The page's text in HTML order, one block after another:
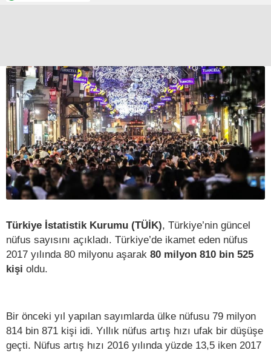
Türkiye İstatistik Kurumu (TÜİK), Türkiye’nin güncel
nüfus sayısını açıkladı. Türkiye’de ikamet eden nüfus
2017 yılında 80 milyonu aşarak 80 milyon 810 bin 525
kişi oldu.
Bir önceki yıl yapılan sayımlarda ülke nüfusu 79 milyon
814 bin 871 kişi idi. Yıllık nüfus artış hızı ufak bir düşüşe
geçti. Nüfus artış hızı 2016 yılında yüzde 13,5 iken 2017